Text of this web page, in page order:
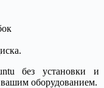
без установки и
вашим оборудованием.